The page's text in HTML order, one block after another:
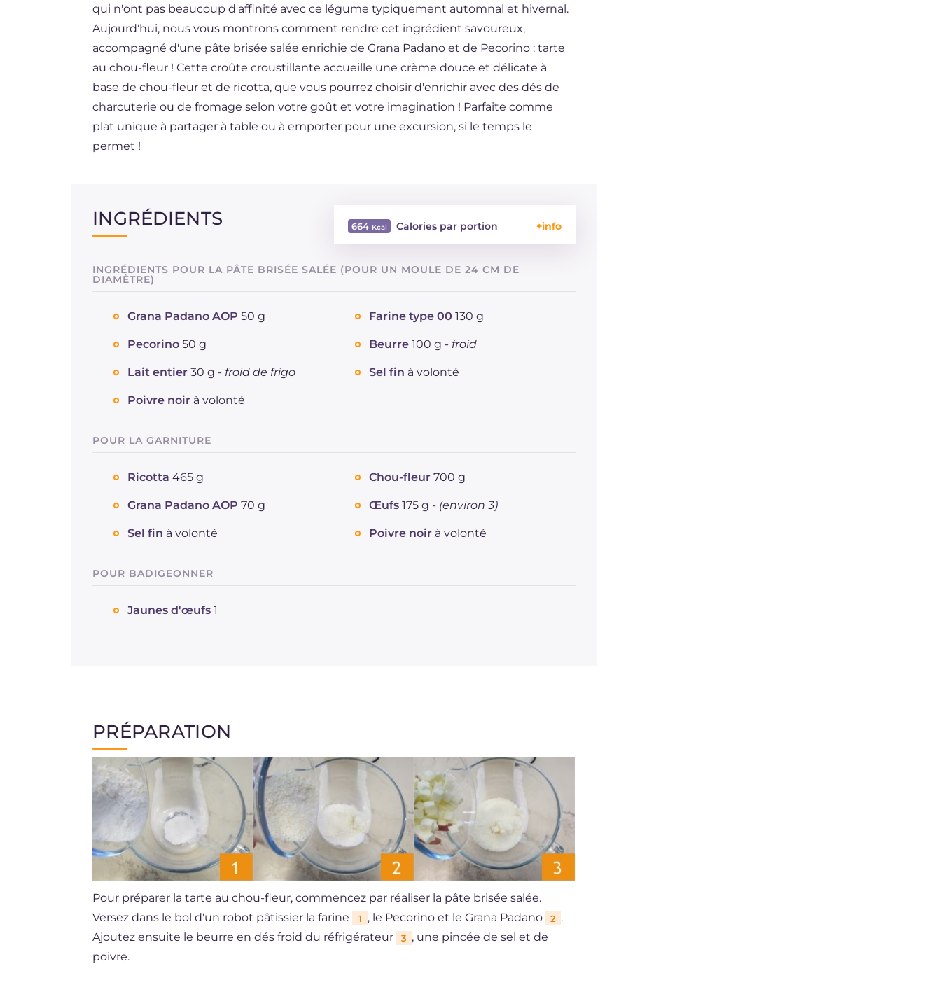
DE
BR
NL
qui n'ont pas beaucoup d'affinité avec ce légume typiquement automnal et hivernal.
Aujourd'hui, nous vous montrons comment rendre cet ingrédient savoureux,
accompagné d'une pâte brisée salée enrichie de Grana Padano et de Pecorino : tarte
au chou-fleur ! Cette croûte croustillante accueille une crème douce et délicate à
base de chou-fleur et de ricotta, que vous pourrez choisir d'enrichir avec des dés de
charcuterie ou de fromage selon votre goût et votre imagination ! Parfaite comme
plat unique à partager à table ou à emporter pour une excursion, si le temps le
permet !
INGRÉDIENTS 664 Calories par portion
Glucides g
Protéine
dont acides gras saturés
Cholestérol
INGRÉDIENTS POUR LA PÂTE BRISÉE SALÉE (POUR UN MOULE DE 24 CM DE
DIAMÈTRE)
Grana Padano AOP 50 g Farine type 00 130 g
Pecorino 50 g Beurre 100 g - froid
Lait entier 30 g - froid de frigo Sel fin à volonté
Poivre noir à volonté
POUR LA GARNITURE
Ricotta 465 g Chou-fleur 700 g
Grana Padano AOP 70 g Œufs 175 g - (environ 3)
Sel fin à volonté Poivre noir à volonté
POUR BADIGEONNER
Jaunes d'œufs 1
PRÉPARATION
Pour préparer la tarte au chou-fleur, commencez par réaliser la pâte brisée salée.
Versez dans le bol d'un robot pâtissier la farine
1 , le Pecorino et le Grana Padano 2 .
Ajoutez ensuite le beurre en dés froid du réfrigérateur
3 , une pincée de sel et de
poivre.